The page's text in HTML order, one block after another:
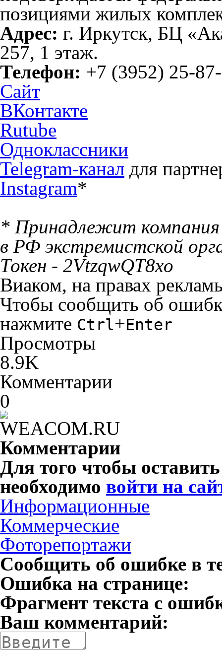
позициями жилых
Адрес: г. Иркутск, БЦ
257, 1 этаж.
Телефон: +7 (3952) 25-
Сайт
ВКонтакте
Rutube
Одноклассники
Telegram-канал для
Instagram*
* Принадлежит компания
в РФ экстремистской
Токен - 2VtzqwQT8xo
Виаком, на правах
Чтобы сообщить об
нажмите Ctrl+Enter
Просмотры
8.9K
Комментарии
0
Комментарии
Для того чтобы
необходимо войти на
Информационные
Коммерческие
Фоторепортажи
Сообщить об ошибке в
Ошибка на странице:
Фрагмент текста с
Ваш комментарий: